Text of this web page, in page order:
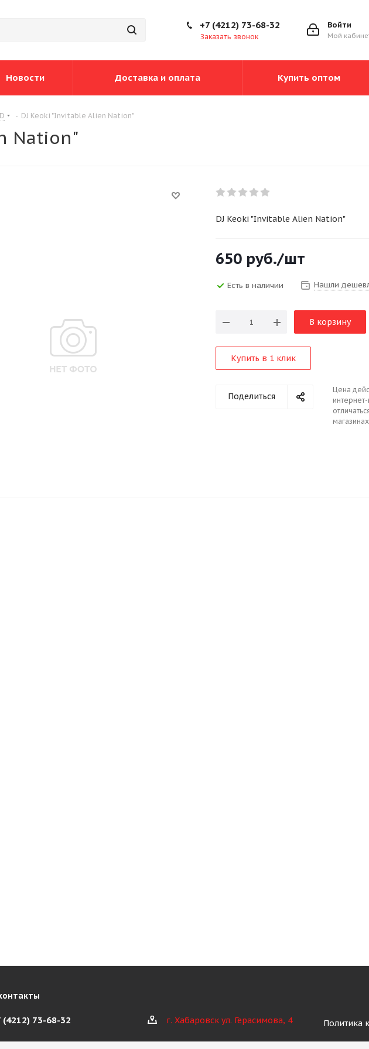
Войти
Мой
+7 (4212) 73-68-32
Заказать звонок
Новости Доставка и оплата Купить оптом
- DJ Keoki "Invitable Alien Nation"
Nation"
DJ Keoki "Invitable Alien Nation"
650 руб./шт
Есть в наличии Нашли
В корзину
Купить в 1 клик
Поделиться
Цена
магазинах
(4212) 73-68-32 г. Хабаровск ул. Герасимова, 4 Политика